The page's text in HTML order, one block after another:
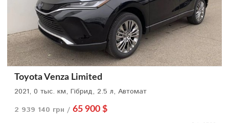
Toyota Venza Limited
2021, 0 тыс. км, Гібрид, 2.5 л, Автомат
2 939 140 грн / 65 900 $